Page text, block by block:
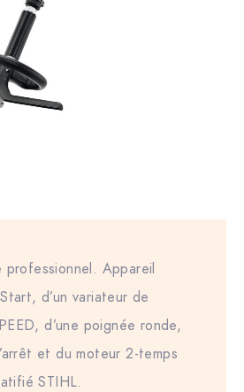
professionnel. Appareil
d’un variateur de
d’une poignée ronde,
et du moteur 2-temps
STIHL.